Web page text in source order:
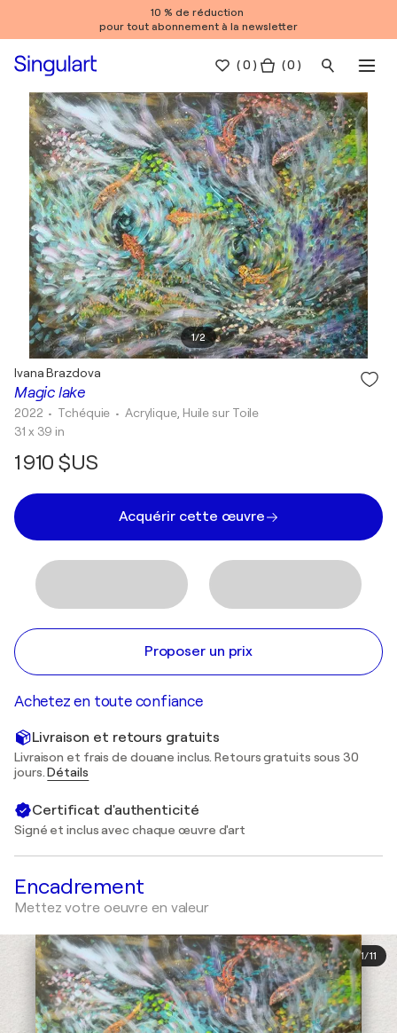
10 % de réduction
pour tout abonnement à la newsletter
(0 ) ( 0 )
1/2
Magic lake
Ivana Brazdova
2022 • Tchéquie • Acrylique, Huile sur Toile
31 x 39 in
1 910 $US
Acquérir cette œuvre
Proposer un prix
Achetez en toute confiance
Livraison et retours gratuits
Livraison et frais de douane inclus. Retours gratuits sous 30
jours.Détails
Certificat d'authenticité
Signé et inclus avec chaque œuvre d'art
Encadrement
Mettez votre oeuvre en valeur
1/11